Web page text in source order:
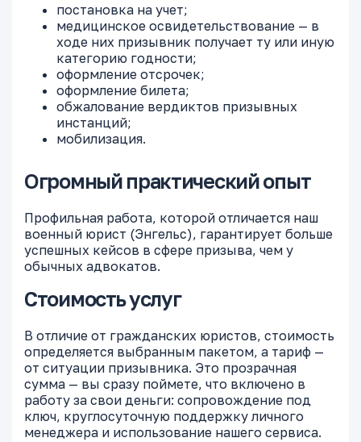
постановка на учет;
медицинское освидетельствование — в
ходе них призывник получает ту или иную
категорию годности;
оформление отсрочек;
оформление билета;
обжалование вердиктов призывных
инстанций;
мобилизация.
Огромный практический опыт
Профильная работа, которой отличается наш
военный юрист (Энгельс), гарантирует больше
успешных кейсов в сфере призыва, чем у
обычных адвокатов.
Стоимость услуг
В отличие от гражданских юристов, стоимость
определяется выбранным пакетом, а тариф —
от ситуации призывника. Это прозрачная
сумма — вы сразу поймете, что включено в
работу за свои деньги: сопровождение под
ключ, круглосуточную поддержку личного
менеджера и использование нашего сервиса.